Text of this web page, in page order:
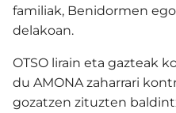
familiak, Benidormen
delakoan.
OTSO lirain eta gazteak
du AMONA zaharrari
gozatzen zituzten